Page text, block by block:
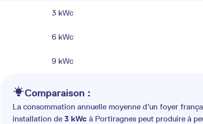
3 kWc
6 kWc
9 kWc
Comparaison :
La consommation annuelle moyenne d’un foyer
installation de 3 kWc à Portiragnes peut produire à